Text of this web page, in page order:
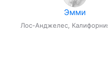
Эмми
Лос-Анджелес,